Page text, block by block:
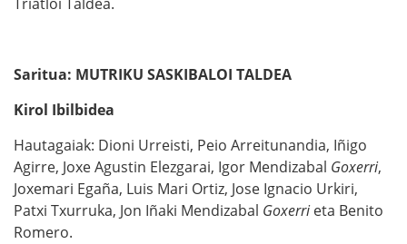
Saritua: MUTRIKU SASKIBALOI TALDEA
Kirol Ibilbidea
Hautagaiak: Dioni Urreisti, Peio Arreitunandia, Iñigo
Agirre, Joxe Agustin Elezgarai, Igor Mendizabal Goxerri,
Joxemari Egaña, Luis Mari Ortiz, Jose Ignacio Urkiri,
Patxi Txurruka, Jon Iñaki Mendizabal Goxerrieta Benito
Romero.